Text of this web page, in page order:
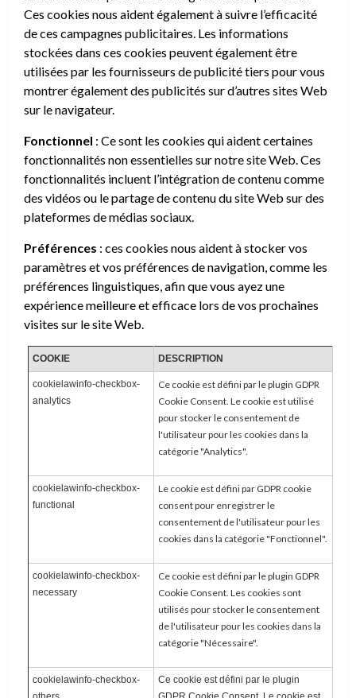
Ces cookies nous aident également à suivre l’efficacité
de ces campagnes publicitaires. Les informations
stockées dans ces cookies peuvent également être
utilisées par les fournisseurs de publicité tiers pour vous
montrer également des publicités sur d’autres sites Web
sur le navigateur.
Fonctionnel : Ce sont les cookies qui aident certaines
fonctionnalités non essentielles sur notre site Web. Ces
fonctionnalités incluent l’intégration de contenu comme
des vidéos ou le partage de contenu du site Web sur des
plateformes de médias sociaux.
Préférences : ces cookies nous aident à stocker vos
paramètres et vos préférences de navigation, comme les
préférences linguistiques, afin que vous ayez une
expérience meilleure et efficace lors de vos prochaines
visites sur le site Web.
COOKIE DESCRIPTION
cookielawinfo-checkbox-
analytics
Ce cookie est défini par le plugin GDPR
Cookie Consent. Le cookie est utilisé
pour stocker le consentement de
l'utilisateur pour les cookies dans la
catégorie "Analytics".
cookielawinfo-checkbox-
functional
Le cookie est défini par GDPR cookie
consent pour enregistrer le
consentement de l'utilisateur pour les
cookies dans la catégorie "Fonctionnel".
cookielawinfo-checkbox-
necessary
Ce cookie est défini par le plugin GDPR
Cookie Consent. Les cookies sont
utilisés pour stocker le consentement
de l'utilisateur pour les cookies dans la
catégorie "Nécessaire".
cookielawinfo-checkbox-
Ce cookie est défini par le plugin